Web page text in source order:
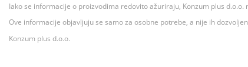
Iako se informacije o proizvodima redovito ažuriraju, Konzum plus
Ove informacije objavljuju se samo za osobne potrebe, a nije ih
Konzum plus d.o.o.